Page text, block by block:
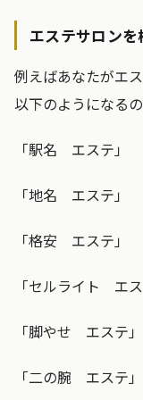
エステサロン
例えばあなたがエ
以下のようになる
「駅名 エステ」
「地名 エステ」
「格安 エステ」
「セルライト エス
「脚やせ エステ」
「二の腕 エステ」